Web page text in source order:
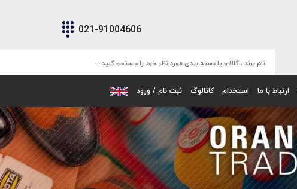
021-91004606
ارتباط با ما استخدام کاتالوگ ثبت نام / ورود